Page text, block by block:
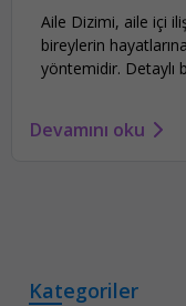
Aile Dizimi, aile içi
bireylerin
yöntemidir. Detaylı
Devamını oku
Kategoriler